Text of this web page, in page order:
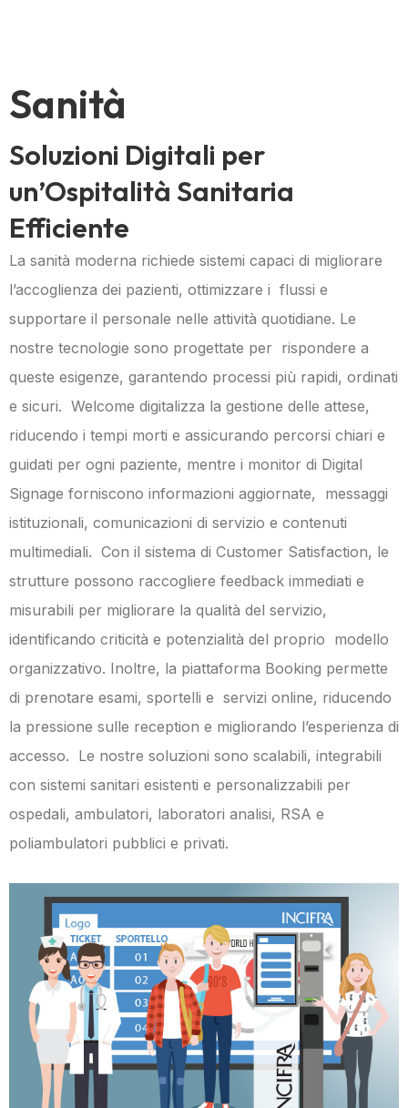
Sanità
Soluzioni Digitali per
un’Ospitalità Sanitaria
Efficiente
La sanità moderna richiede sistemi capaci di migliorare
l’accoglienza dei pazienti, ottimizzare i flussi e
supportare il personale nelle attività quotidiane. Le
nostre tecnologie sono progettate per rispondere a
queste esigenze, garantendo processi più rapidi, ordinati
e sicuri. Welcome digitalizza la gestione delle attese,
riducendo i tempi morti e assicurando percorsi chiari e
guidati per ogni paziente, mentre i monitor di Digital
Signage forniscono informazioni aggiornate, messaggi
istituzionali, comunicazioni di servizio e contenuti
multimediali. Con il sistema di Customer Satisfaction, le
strutture possono raccogliere feedback immediati e
misurabili per migliorare la qualità del servizio,
identificando criticità e potenzialità del proprio modello
organizzativo. Inoltre, la piattaforma Booking permette
di prenotare esami, sportelli e servizi online, riducendo
la pressione sulle reception e migliorando l’esperienza di
accesso. Le nostre soluzioni sono scalabili, integrabili
con sistemi sanitari esistenti e personalizzabili per
ospedali, ambulatori, laboratori analisi, RSA e
poliambulatori pubblici e privati.